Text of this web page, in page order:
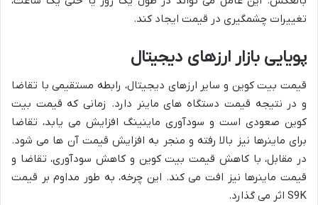
تغییرات چشمگیری در قیمت ایجاد کند.
پویایی بازار ارزهای دیجیتال
قیمت بیت کوین و سایر ارزهای دیجیتال، رابطه مستقیمی با تقاضا
و در نتیجه قیمت دستگاه های ماینر دارد. زمانی که قیمت بیت
کوین صعودی است و سودآوری ماینینگ افزایش می یابد، تقاضا
برای ماینرها نیز بالا رفته و منجر به افزایش قیمت آن ها می شود.
در مقابل، با کاهش قیمت بیت کوین و کاهش سودآوری، تقاضا و
قیمت ماینرها نیز افت می کند. این چرخه، به طور مداوم بر قیمت
S9K اثر می گذارد.